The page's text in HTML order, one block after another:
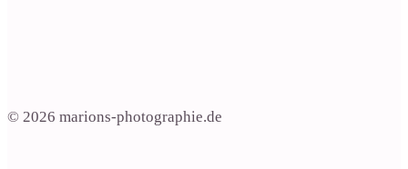
© 2026 marions-photographie.de